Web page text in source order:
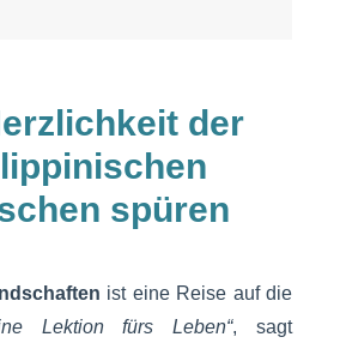
der
spüren
ist eine Reise auf die
Lektion fürs Leben“, sagt